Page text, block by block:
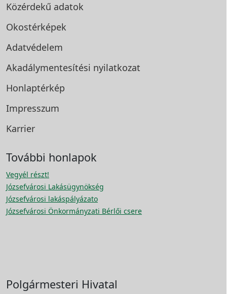
Közérdekű adatok
Okostérképek
Adatvédelem
Akadálymentesítési nyilatkozat
Honlaptérkép
Impresszum
Karrier
További honlapok
Vegyél részt!
Józsefvárosi Lakásügynökség
Józsefvárosi lakáspályázato
Józsefvárosi Önkormányzati Bérlői csere
Polgármesteri Hivatal